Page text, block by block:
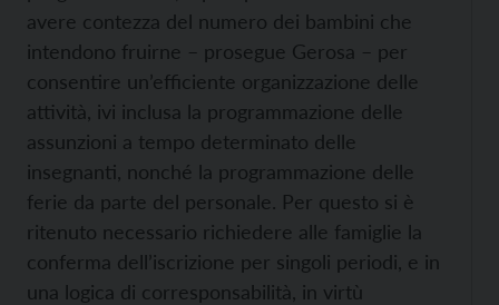
avere contezza del numero dei bambini che
intendono fruirne – prosegue Gerosa – per
consentire un’efficiente organizzazione delle
attività, ivi inclusa la programmazione delle
assunzioni a tempo determinato delle
insegnanti, nonché la programmazione delle
ferie da parte del personale. Per questo si è
ritenuto necessario richiedere alle famiglie la
conferma dell’iscrizione per singoli periodi, e in
una logica di corresponsabilità, in virtù